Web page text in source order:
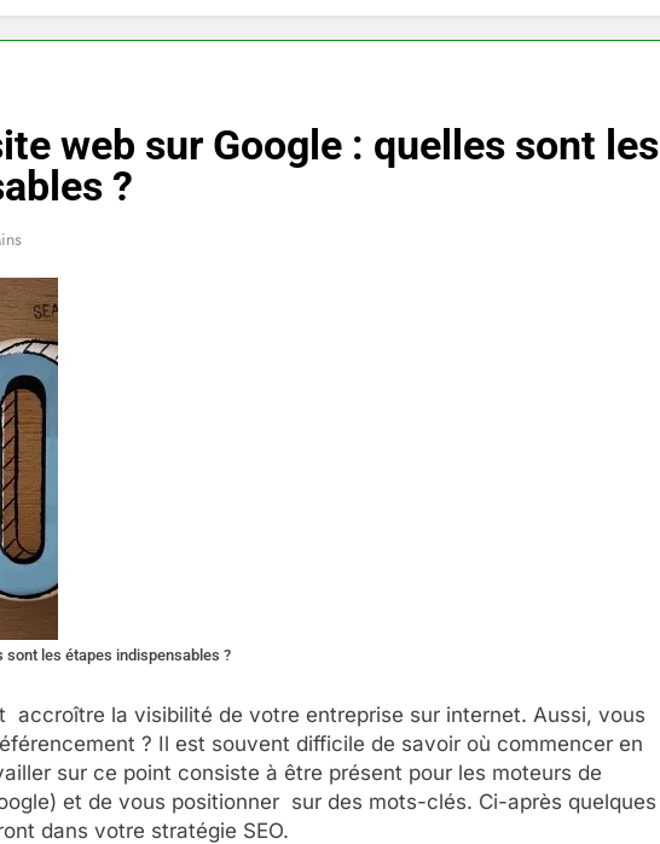
web sur Google : quelles sont les
?
sont les étapes indispensables ?
accroître la visibilité de votre entreprise sur internet. Aussi, vous
? Il est souvent difficile de savoir où commencer en
sur ce point consiste à être présent pour les moteurs de
et de vous positionner sur des mots-clés. Ci-après quelques
dans votre stratégie SEO.